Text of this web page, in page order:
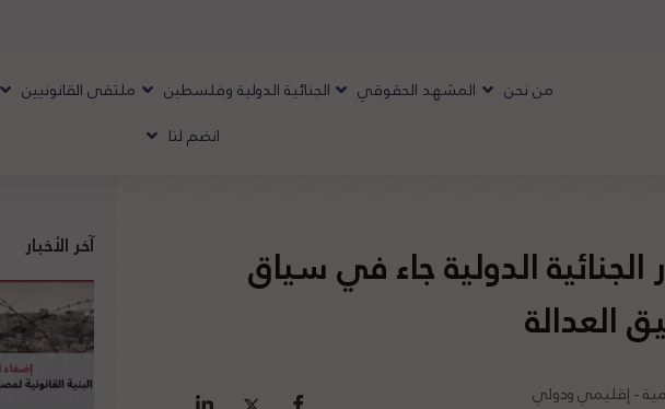
من نحن المشهد الحقوقي الجنائية الدولية وفلسطين ملتقى القانونيين
انضم لنا
الدولية جاء في سياق
العدالة
- إقليمي ودولي
آخر الأخبار